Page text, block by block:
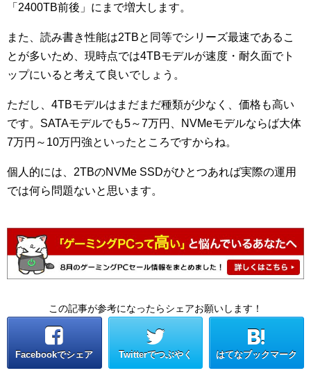
「2400TB前後」にまで増大します。
また、読み書き性能は2TBと同等でシリーズ最速であるこ
とが多いため、現時点では4TBモデルが速度・耐久面でト
ップにいると考えて良いでしょう。
ただし、4TBモデルはまだまだ種類が少なく、価格も高い
です。SATAモデルでも5～7万円、NVMeモデルならば大体
7万円～10万円強といったところですからね。
個人的には、2TBのNVMe SSDがひとつあれば実際の運用
では何ら問題ないと思います。
この記事が参考になったらシェアお願いします！
Facebookでシェア Twitterでつぶやく はてなブックマーク